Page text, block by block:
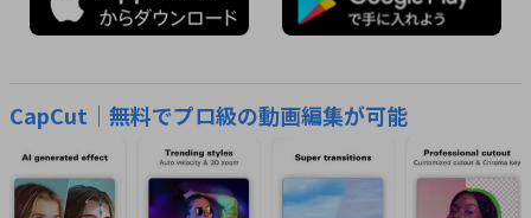
CapCut｜無料でプロ級の動画編集が可能